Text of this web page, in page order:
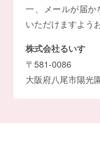
一、メールが届
いただけますよう
株式会社るいす
〒581-0086
大阪府八尾市陽光